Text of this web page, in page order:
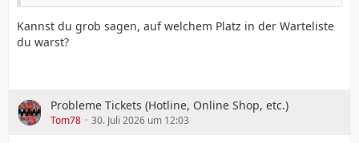
Kannst du grob sagen, auf welchem Platz in der Warteliste
du warst?
Probleme Tickets (Hotline, Online Shop, etc.)
Tom78 30. Juli 2026 um 12:03